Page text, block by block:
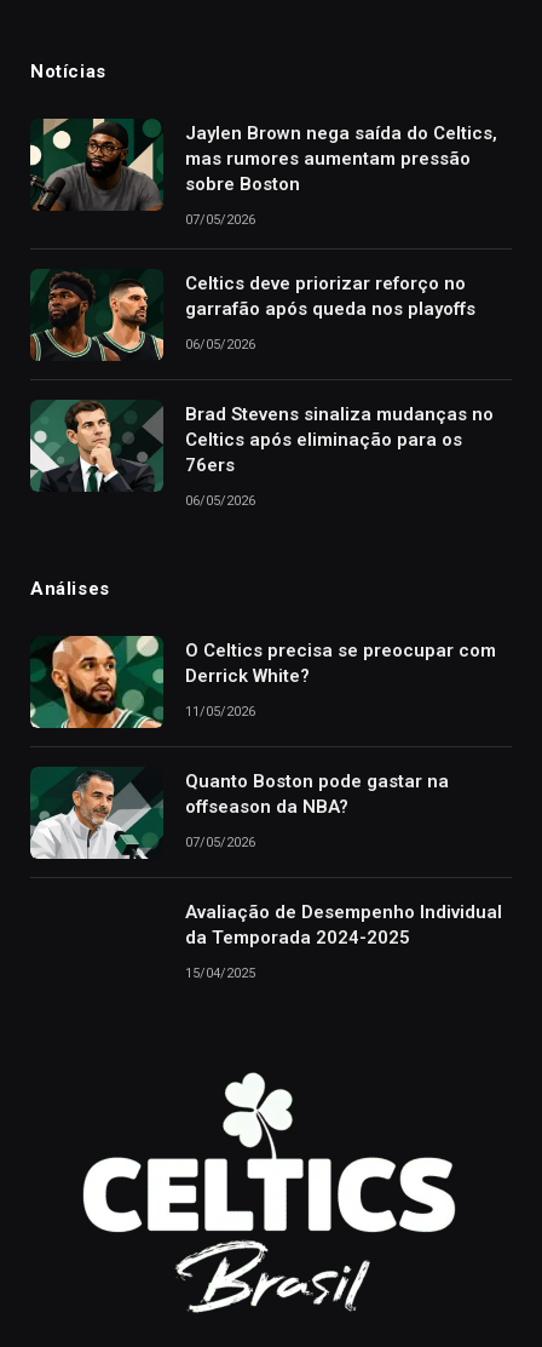
Notícias
Jaylen Brown nega saída do Celtics,
mas rumores aumentam pressão
sobre Boston
07/05/2026
Celtics deve priorizar reforço no
garrafão após queda nos playoffs
06/05/2026
Brad Stevens sinaliza mudanças no
Celtics após eliminação para os
76ers
06/05/2026
Análises
O Celtics precisa se preocupar com
Derrick White?
11/05/2026
Quanto Boston pode gastar na
offseason da NBA?
07/05/2026
Avaliação de Desempenho Individual
da Temporada 2024-2025
15/04/2025